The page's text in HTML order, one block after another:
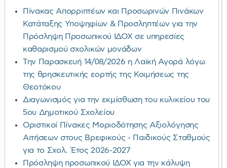
Πίνακας Απορριπτέων και Προσωρινών Πινάκων
Κατάταξης Υποψηφίων & Προσληπτέων για την
Πρόσληψη Προσωπικού ΙΔΟΧ σε υπηρεσίες
καθαρισμού σχολικών μονάδων
Την Παρασκευή 14/08/2026 η Λαϊκή Αγορά λόγω
της θρησκευτικής εορτής της Κοιμήσεως της
Θεοτόκου
Διαγωνισμός για την εκμίσθωση του κυλικείου του
5ου Δημοτικού Σχολείου
Οριστικοί Πίνακες Μοριοδότησης Αξιολόγησης
Αιτήσεων στους Βρεφικούς - Παιδικούς Σταθμούς
για το Σχολ. Έτος 2026-2027
Πρόσληψη προσωπικού ΙΔΟΧ για την κάλυψη